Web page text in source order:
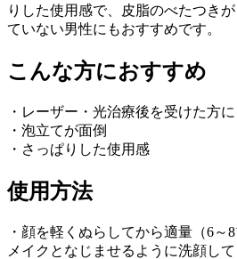
りした使用感で、皮脂のべたつき
ていない男性にもおすすめです。
こんな方におすすめ
・レーザー・光治療後を受けた方に
・泡立てが面倒
・さっぱりした使用感
使用方法
・顔を軽くぬらしてから適量（6～
メイクとなじませるように洗顔して